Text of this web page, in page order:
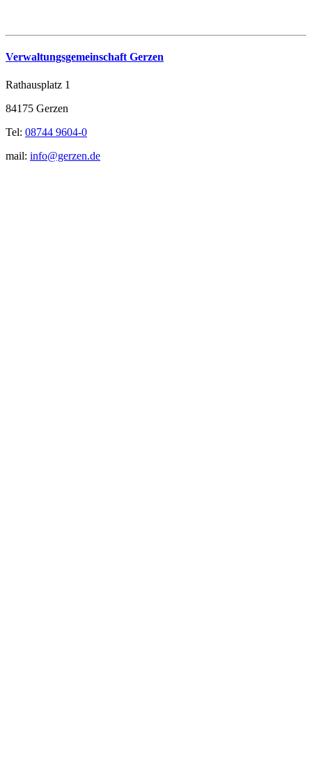
Verwaltungsgemeinschaft Gerzen
Rathausplatz 1
84175 Gerzen
Tel: 08744 9604-0
mail: info@gerzen.de